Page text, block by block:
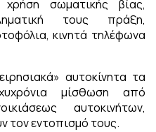
σωματικής βίας,
τους πράξη,
κινητά τηλέφωνα
αυτοκίνητα τα
μίσθωση από
αυτοκινήτων,
τον εντοπισμό τους.